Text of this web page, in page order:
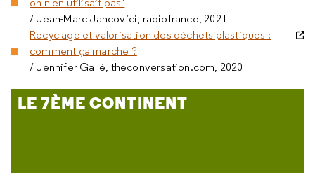
/ Jean-Marc Jancovici, radiofrance, 2021
Recyclage et valorisation des déchets plastiques :
comment ça marche ?
/ Jennifer Gallé, theconversation.com, 2020
LE 7ÈME CONTINENT